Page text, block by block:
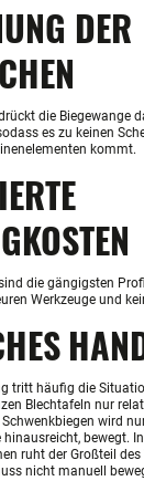
DER
die Biegewange
es zu keinen
kommt.
die gängigsten
Werkzeuge und
tritt häufig die
Blechtafeln nur
wird
hinausreicht, bewegt.
ruht der Großteil
nicht manuell